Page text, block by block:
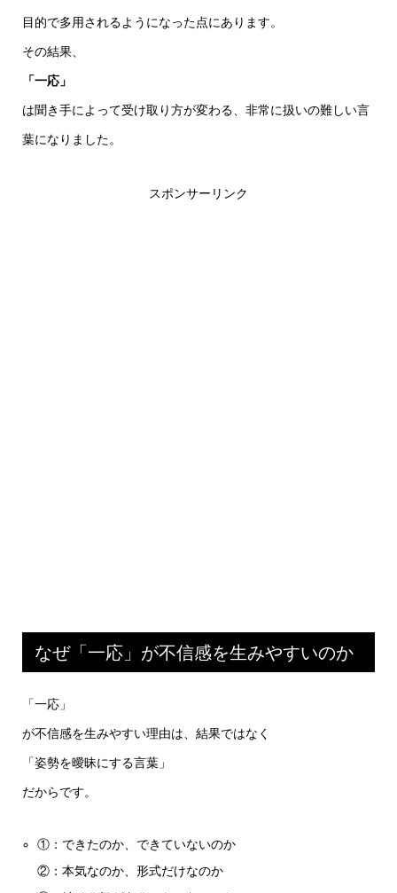
目的で多用されるようになった点にあります。
その結果、
「一応」
は聞き手によって受け取り方が変わる、非常に扱いの難しい言
葉になりました。
スポンサーリンク
なぜ「一応」が不信感を生みやすいのか
「一応」
が不信感を生みやすい理由は、結果ではなく
「姿勢を曖昧にする言葉」
だからです。
①：できたのか、できていないのか
②：本気なのか、形式だけなのか